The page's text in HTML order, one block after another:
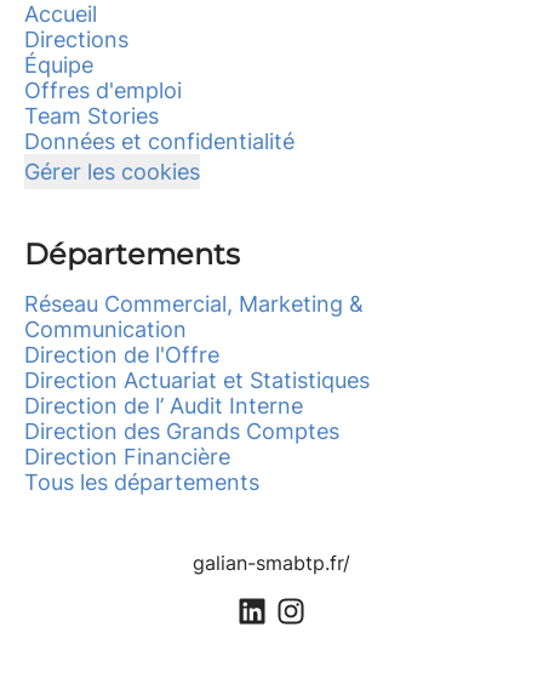
Accueil
Directions
Équipe
Offres d'emploi
Team Stories
Données et confidentialité
Gérer les cookies
Départements
Réseau Commercial, Marketing &
Communication
Direction de l'Offre
Direction Actuariat et Statistiques
Direction de l’ Audit Interne
Direction des Grands Comptes
Direction Financière
Tous les départements
galian-smabtp.fr/